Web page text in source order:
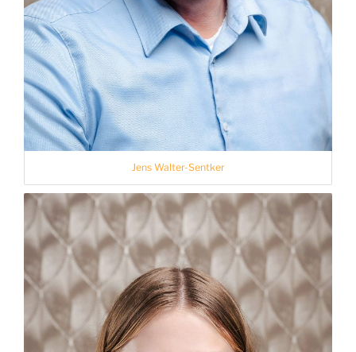
Jens Walter-Sentker